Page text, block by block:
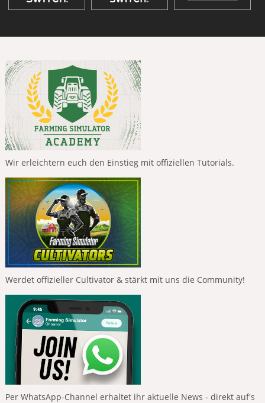
Wir erleichtern euch den Einstieg mit offiziellen Tutorials.
Werdet offizieller Cultivator & stärkt mit uns die Community!
Per WhatsApp-Channel erhaltet ihr aktuelle News - direkt auf's